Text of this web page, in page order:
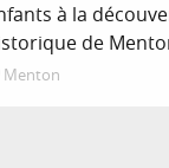
à la
de
Menton